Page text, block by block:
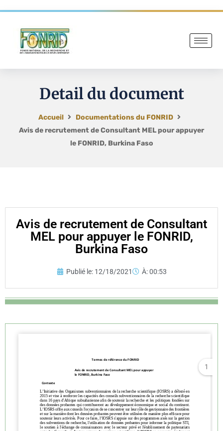
Detail du document
Accueil
Documentations du FONRID
Avis de recrutement de Consultant MEL pour appuyer
le FONRID, Burkina Faso
Avis de recrutement de Consultant
MEL pour appuyer le FONRID,
Burkina Faso
Publié le: 12/18/2021 À:00:53
1